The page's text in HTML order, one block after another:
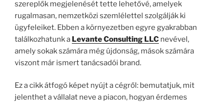
szereplők megjelenését tette lehetővé, amelyek
rugalmasan, nemzetközi szemlélettel szolgálják ki
ügyfeleiket. Ebben a környezetben egyre gyakrabban
találkozhatunk a Levante Consulting LLC nevével,
amely sokak számára még újdonság, mások számára
viszont már ismert tanácsadói brand.
Ez a cikk átfogó képet nyújt a cégről: bemutatjuk, mit
jelenthet a vállalat neve a piacon, hogyan érdemes